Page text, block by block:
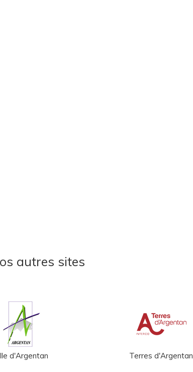
autres sites
d'Argentan Terres d'Argentan